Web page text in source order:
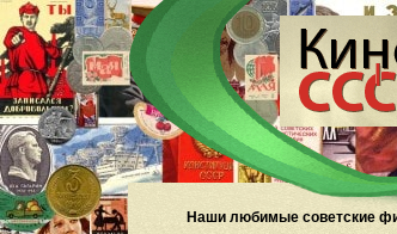
Наши любимые советские